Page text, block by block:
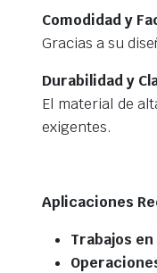
Comodidad y
Gracias a su
Durabilidad y
El material de
exigentes.
Aplicaciones
Trabajos